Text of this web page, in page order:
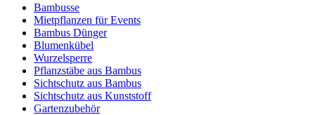
Bambusse
Mietpflanzen für Events
Bambus Dünger
Blumenkübel
Wurzelsperre
Pflanzstäbe aus Bambus
Sichtschutz aus Bambus
Sichtschutz aus Kunststoff
Gartenzubehör